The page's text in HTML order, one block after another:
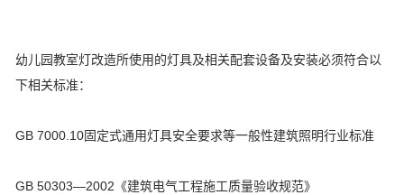
幼儿园教室灯改造所使用的灯具及相关配套设备及安装必须符合以
下相关标准：
GB 7000.10固定式通用灯具安全要求等一般性建筑照明行业标准
GB 50303—2002《建筑电气工程施工质量验收规范》